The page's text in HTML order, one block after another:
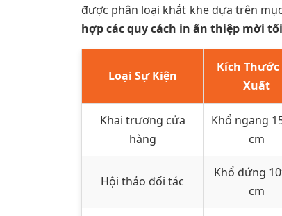
được phân loại khắt khe dựa trên
hợp các quy cách in ấn thiệp mời
Loại Sự Kiện
Kích Thước
Xuất
Khai trương cửa
hàng
Khổ ngang
cm
Hội thảo đối tác
Khổ đứng
cm